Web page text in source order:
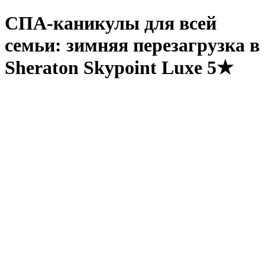
СПА-каникулы для всей
семьи: зимняя перезагрузка в
Sheraton Skypoint Luxe 5★